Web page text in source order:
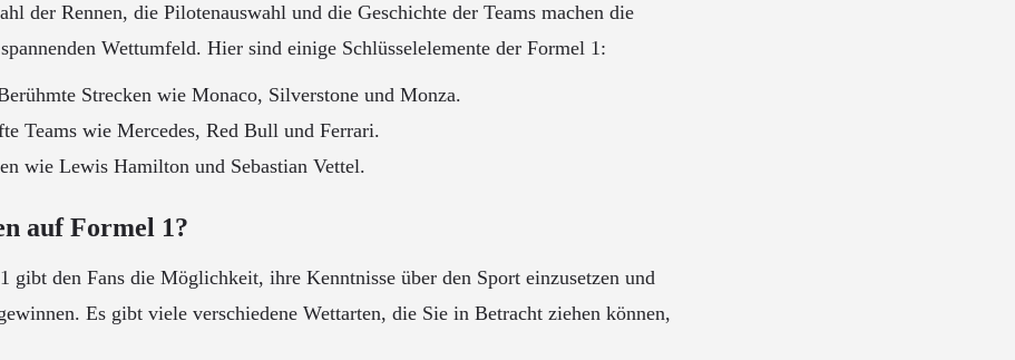
der Rennen, die Pilotenauswahl und die Geschichte der Teams machen die
Wettumfeld. Hier sind einige Schlüsselelemente der Formel 1:
Strecken wie Monaco, Silverstone und Monza.
Teams wie Mercedes, Red Bull und Ferrari.
wie Lewis Hamilton und Sebastian Vettel.
auf Formel 1?
gibt den Fans die Möglichkeit, ihre Kenntnisse über den Sport einzusetzen und
Es gibt viele verschiedene Wettarten, die Sie in Betracht ziehen können,